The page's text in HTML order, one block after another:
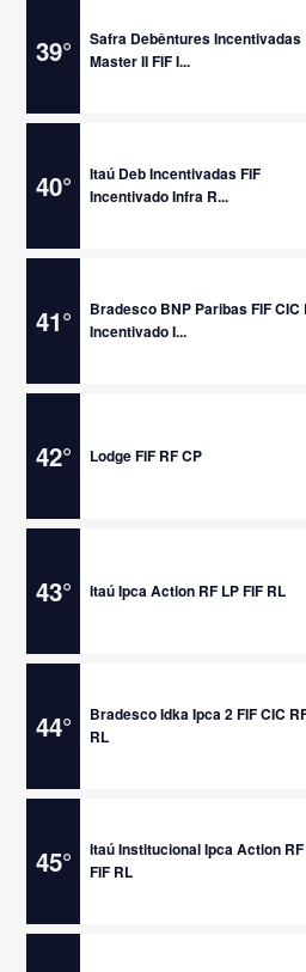
39°
Safra Debêntures Incentivadas
Master II FIF I...
40°
Itaú Deb Incentivadas FIF
Incentivado Infra R...
41°
Bradesco BNP Paribas FIF CIC
Incentivado I...
42° Lodge FIF RF CP
43° Itaú Ipca Action RF LP FIF RL
44°
Bradesco Idka Ipca 2 FIF CIC
RL
45°
Itaú Institucional Ipca Action
FIF RL